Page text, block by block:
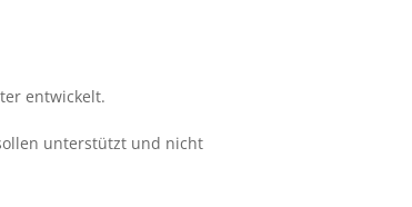
entwickelt.
unterstützt und nicht